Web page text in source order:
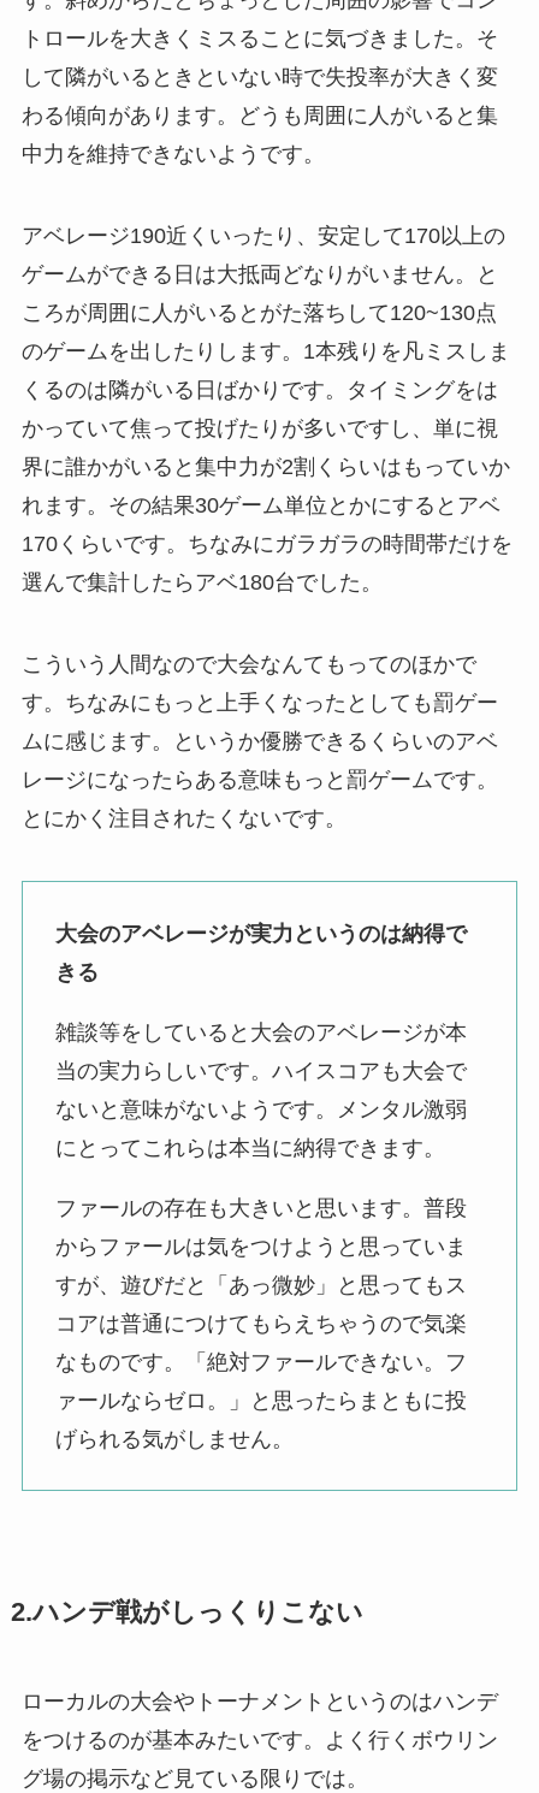
トロールを大きくミスることに気づきました。そ
して隣がいるときといない時で失投率が大きく変
わる傾向があります。どうも周囲に人がいると集
中力を維持できないようです。
アベレージ190近くいったり、安定して170以上の
ゲームができる日は大抵両どなりがいません。と
ころが周囲に人がいるとがた落ちして120~130点
のゲームを出したりします。1本残りを凡ミスしま
くるのは隣がいる日ばかりです。タイミングをは
かっていて焦って投げたりが多いですし、単に視
界に誰かがいると集中力が2割くらいはもっていか
れます。その結果30ゲーム単位とかにするとアベ
170くらいです。ちなみにガラガラの時間帯だけを
選んで集計したらアベ180台でした。
こういう人間なので大会なんてもってのほかで
す。ちなみにもっと上手くなったとしても罰ゲー
ムに感じます。というか優勝できるくらいのアベ
レージになったらある意味もっと罰ゲームです。
とにかく注目されたくないです。
大会のアベレージが実力というのは納得で
きる
雑談等をしていると大会のアベレージが本
当の実力らしいです。ハイスコアも大会で
ないと意味がないようです。メンタル激弱
にとってこれらは本当に納得できます。
ファールの存在も大きいと思います。普段
からファールは気をつけようと思っていま
すが、遊びだと「あっ微妙」と思ってもス
コアは普通につけてもらえちゃうので気楽
なものです。「絶対ファールできない。フ
ァールならゼロ。」と思ったらまともに投
げられる気がしません。
2.ハンデ戦がしっくりこない
ローカルの大会やトーナメントというのはハンデ
をつけるのが基本みたいです。よく行くボウリン
グ場の掲示など見ている限りでは。